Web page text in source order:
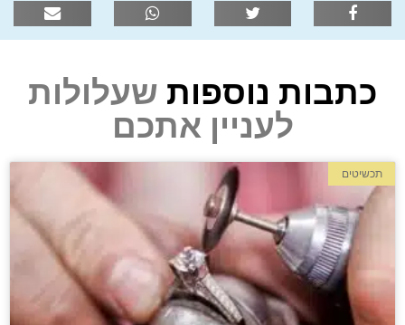
כתבות נוספות שעלולות
לעניין אתכם
תכשיטים